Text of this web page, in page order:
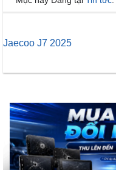
Jaecoo J7 2025